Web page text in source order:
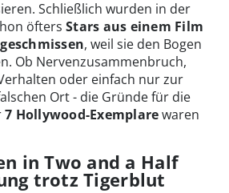
Schließlich wurden in der
öfters Stars aus einem Film
, weil sie den Bogen
Ob Nervenzusammenbruch,
oder einfach nur zur
Ort - die Gründe für die
7 Hollywood-Exemplarewaren
in Two and a Half
trotz Tigerblut